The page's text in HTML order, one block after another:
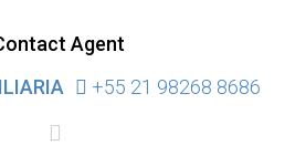
Agent
+55 21 98268 8686